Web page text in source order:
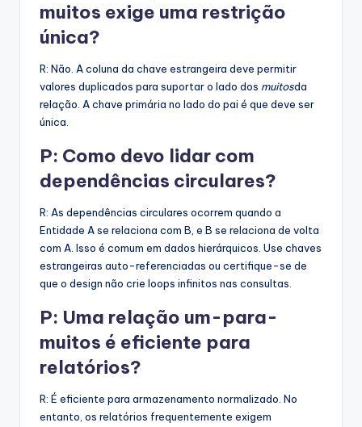
muitos exige uma restrição
única?
R: Não. A coluna da chave estrangeira deve permitir
valores duplicados para suportar o lado dos muitosda
relação. A chave primária no lado do pai é que deve ser
única.
P: Como devo lidar com
dependências circulares?
R: As dependências circulares ocorrem quando a
Entidade A se relaciona com B, e B se relaciona de volta
com A. Isso é comum em dados hierárquicos. Use chaves
estrangeiras auto-referenciadas ou certifique-se de
que o design não crie loops infinitos nas consultas.
P: Uma relação um-para-
muitos é eficiente para
relatórios?
R: É eficiente para armazenamento normalizado. No
entanto, os relatórios frequentemente exigem